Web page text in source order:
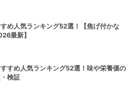
め人気ランキング52選！【焦げ付かな
最新】
すめ人気ランキング52選！味や栄養価の
検証